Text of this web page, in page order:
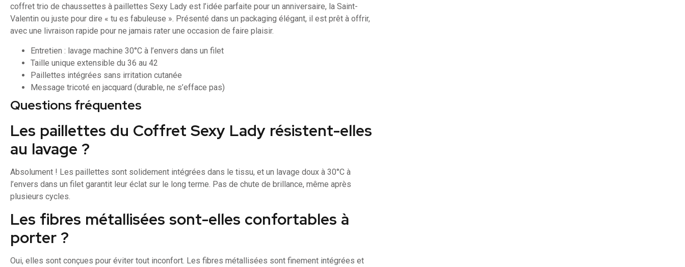
coffret trio de chaussettes à paillettes Sexy Lady est l’idée parfaite pour un anniversaire, la Saint-
Valentin ou juste pour dire « tu es fabuleuse ». Présenté dans un packaging élégant, il est prêt à offrir,
avec une livraison rapide pour ne jamais rater une occasion de faire plaisir.
Entretien : lavage machine 30°C à l’envers dans un filet
Taille unique extensible du 36 au 42
Paillettes intégrées sans irritation cutanée
Message tricoté en jacquard (durable, ne s’efface pas)
Questions fréquentes
Les paillettes du Coffret Sexy Lady résistent-elles
au lavage ?
Absolument ! Les paillettes sont solidement intégrées dans le tissu, et un lavage doux à 30°C à
l’envers dans un filet garantit leur éclat sur le long terme. Pas de chute de brillance, même après
plusieurs cycles.
Les fibres métallisées sont-elles confortables à
porter ?
Oui, elles sont conçues pour éviter tout inconfort. Les fibres métallisées sont finement intégrées et